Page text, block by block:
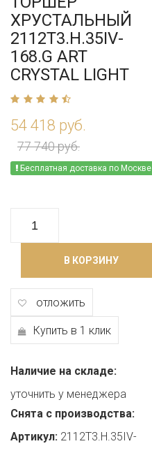
ХРУСТАЛЬНЫЙ
2112T3.H.35IV-
168.G ART
CRYSTAL LIGHT
54 418 руб.
77 740 руб.
Бесплатная доставка по Москве
В КОРЗИНУ
отложить
Купить в 1 клик
Наличие на складе:
уточнить у менеджера
Снята с производства:
Артикул: 2112T3.H.35IV-